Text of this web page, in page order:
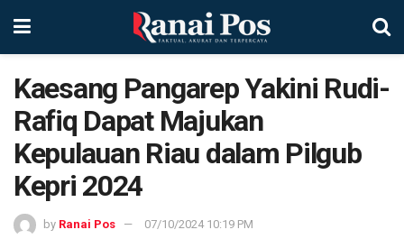
Kaesang Pangarep Yakini Rudi-
Rafiq Dapat Majukan
Kepulauan Riau dalam Pilgub
Kepri 2024
by Ranai Pos 07/10/2024 10:19 PM